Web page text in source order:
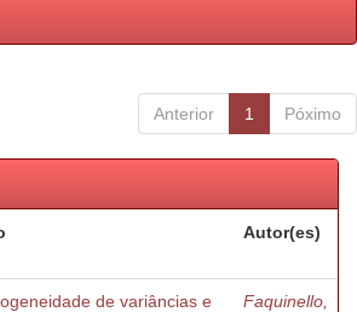
Anterior 1 Póximo
Autor(es)
de variâncias e
Faquinello,